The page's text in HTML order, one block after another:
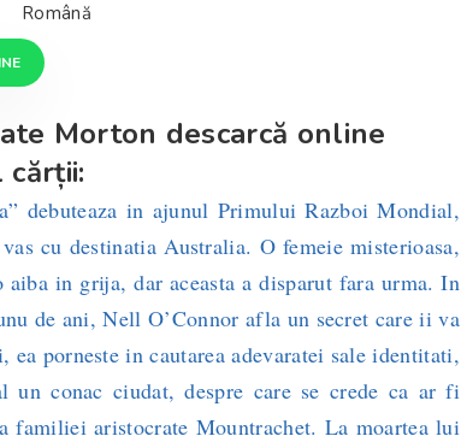
Română
Morton descarcă online
cărții:
debuteaza in ajunul Primului Razboi Mondial,
cu destinatia Australia. O femeie misterioasa,
in grija, dar aceasta a disparut fara urma. In
de ani, Nell O’Connor afla un secret care ii va
ea porneste in cautarea adevaratei sale identitati,
un conac ciudat, despre care se crede ca ar fi
familiei aristocrate Mountrachet. La moartea lui